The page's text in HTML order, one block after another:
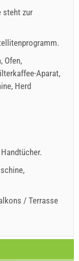
steht zur
.
, Ofen,
Aparat,
, Herd
Handtücher.
,
/ Terrasse
gebucht.